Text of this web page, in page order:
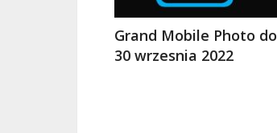
Grand Mobile Photo do
30 wrzesnia 2022